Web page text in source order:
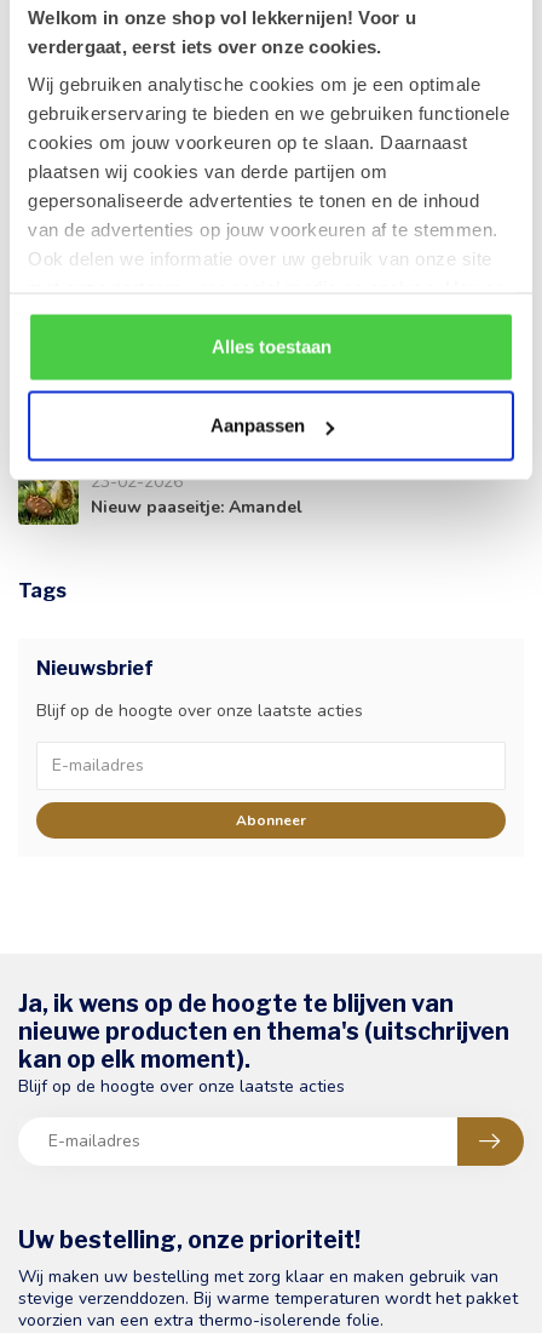
Welkom in onze shop vol lekkernijen! Voor u
verdergaat, eerst iets over onze cookies.
Wij gebruiken analytische cookies om je een optimale
gebruikerservaring te bieden en we gebruiken functionele
cookies om jouw voorkeuren op te slaan. Daarnaast
plaatsen wij cookies van derde partijen om
gepersonaliseerde advertenties te tonen en de inhoud
van de advertenties op jouw voorkeuren af te stemmen.
Ook delen we informatie over uw gebruik van onze site
rekening mee dat als je bepaalde cookies blokkeert, het
de correcte werking van de website kan verstoren.
Alles toestaan
Aanpassen
Recente artikelen
Onze chocoladevoetballetjes: een team vol
sterspelers!
28-04-2026
Zonnige dagen, verfrissende (ijs)pralines!
Onze favoriete pralines voor de lente.
10-04-2026
23-02-2026
Nieuw paaseitje: Amandel
Tags
Nieuwsbrief
Blijf op de hoogte over onze laatste acties
Abonneer
Uw bestelling, onze prioriteit!
Wij maken uw bestelling met zorg klaar en maken gebruik van
stevige verzenddozen. Bij warme temperaturen wordt het pakket
voorzien van een extra thermo-isolerende folie.
Ja, ik wens op de hoogte te blijven van
nieuwe producten en thema's (uitschrijven
kan op elk moment).
Blijf op de hoogte over onze laatste acties